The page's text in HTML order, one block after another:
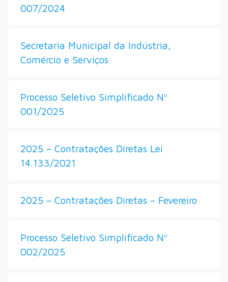
007/2024
Secretaria Municipal da Indústria,
Comércio e Serviços
Processo Seletivo Simplificado Nº
001/2025
2025 – Contratações Diretas Lei
14.133/2021
2025 – Contratações Diretas – Fevereiro
Processo Seletivo Simplificado Nº
002/2025